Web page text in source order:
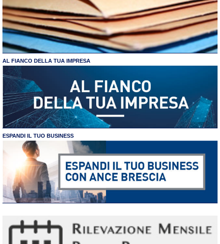
AL FIANCO DELLA TUA IMPRESA
ESPANDI IL TUO BUSINESS